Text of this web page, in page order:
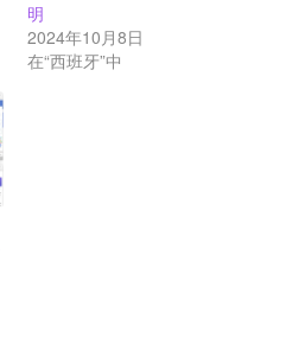
明
2024年10月8日
在“西班牙”中